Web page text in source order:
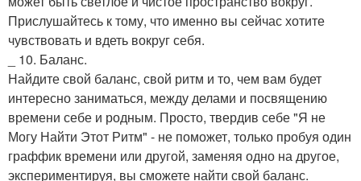
Прислушайтесь к тому, что именно вы сейчас хотите
чувствовать и вдеть вокруг себя.
_ 10. Баланс.
Найдите свой баланс, свой ритм и то, чем вам будет
интересно заниматься, между делами и посвящению
времени себе и родным. Просто, твердив себе "Я не
Могу Найти Этот Ритм" - не поможет, только пробуя один
граффик времени или другой, заменяя одно на другое,
экспериментируя, вы сможете найти свой баланс.